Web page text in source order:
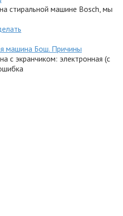
стиральной машине Bosch, мы
машина Бош. Причины
с экранчиком: электронная (с